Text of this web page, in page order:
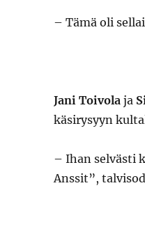
– Tämä oli
Jani Toivolaja
käsirysyyn
– Ihan selvästi
Anssit”,